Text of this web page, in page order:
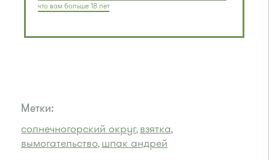
что вам больше 18 лет
Метки:
солнечногорский округ, взятка,
вымогательство, шпак андрей